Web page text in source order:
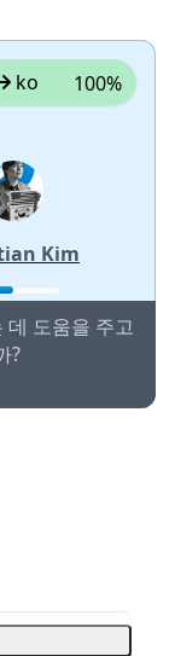
ko 100%
Kim
데 도움을 주고
?